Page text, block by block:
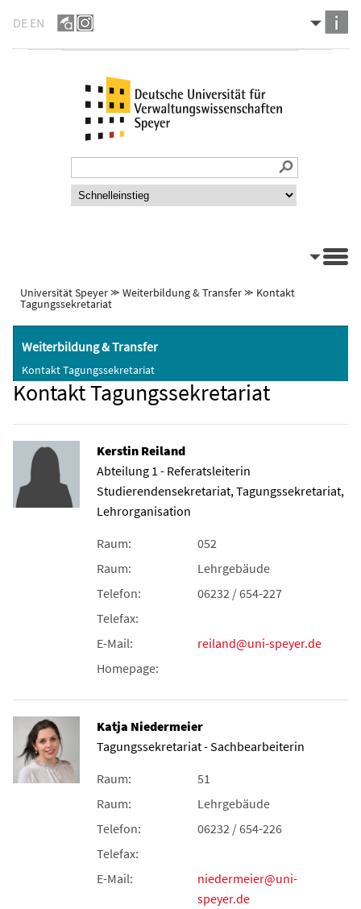
DE EN
Universität Speyer⪼ Weiterbildung & Transfer⪼ Kontakt
Tagungssekretariat
Weiterbildung & Transfer
Kontakt Tagungssekretariat
Kontakt Tagungssekretariat
Kerstin Reiland
Abteilung 1 - Referatsleiterin
Studierendensekretariat, Tagungssekretariat,
Lehrorganisation
Raum:
052
Raum:
Lehrgebäude
Telefon:
06232 / 654-227
Telefax:
E-Mail:
reiland@uni-speyer.de
Homepage:
Katja Niedermeier
Tagungssekretariat - Sachbearbeiterin
Raum:
51
Raum:
Lehrgebäude
Telefon:
06232 / 654-226
Telefax:
E-Mail:
niedermeier@uni-
speyer.de